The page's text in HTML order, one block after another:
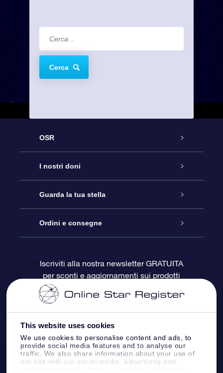
This website uses cookies
We use cookies to personalise content and ads, to
provide social media features and to analyse our
traffic. We also share information about your use of
our site with our social media, advertising and
Cerca
OSR
Assistenza
Contattaci
Blog
OSR Recensioni
I nostri doni
Online Star Gift
Pacchetto regalo OSR
Gift Card OSR
Doni aziendali
Guarda la tua stella
Registro stellare
Star Page personalizzata
One Million Stars
OSR Starsaver
App VR ‘Fly me to the stars’
Ordini e consegne
Informazioni di Pagamento
Politica di reso
Costellazioni
Iscriviti alla nostra newsletter GRATUITA
per sconti e aggiornamenti sui prodotti